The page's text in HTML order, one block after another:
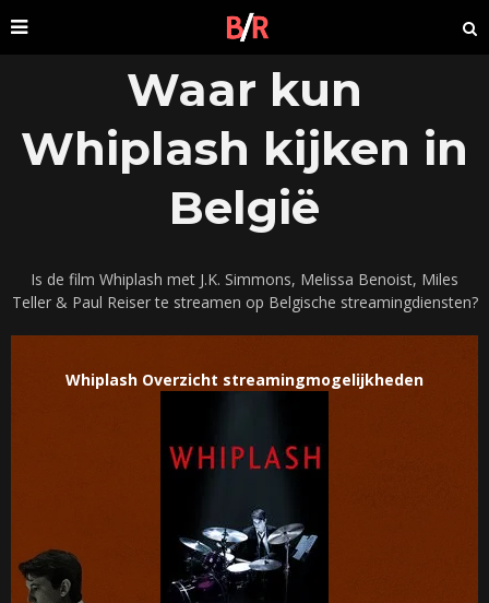
Waar kun
Whiplash kijken in
België
Is de film Whiplash met J.K. Simmons, Melissa Benoist, Miles
Teller & Paul Reiser te streamen op Belgische streamingdiensten?
Whiplash Overzicht streamingmogelijkheden